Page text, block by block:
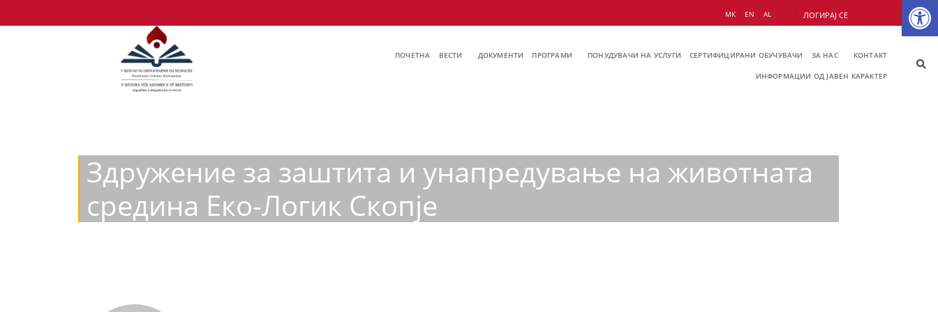
МК EN AL ЛОГИРАЈ СЕ
ПОЧЕТНА ВЕСТИ ДОКУМЕНТИ ПРОГРАМИ ПОНУДУВАЧИ НА УСЛУГИ СЕРТИФИЦИРАНИ ОБУЧУВАЧИ ЗА НАС КОНТАКТ
ИНФОРМАЦИИ ОД ЈАВЕН КАРАКТЕР
Здружение за заштита и унапредување на животната
средина Еко-Логик Скопје